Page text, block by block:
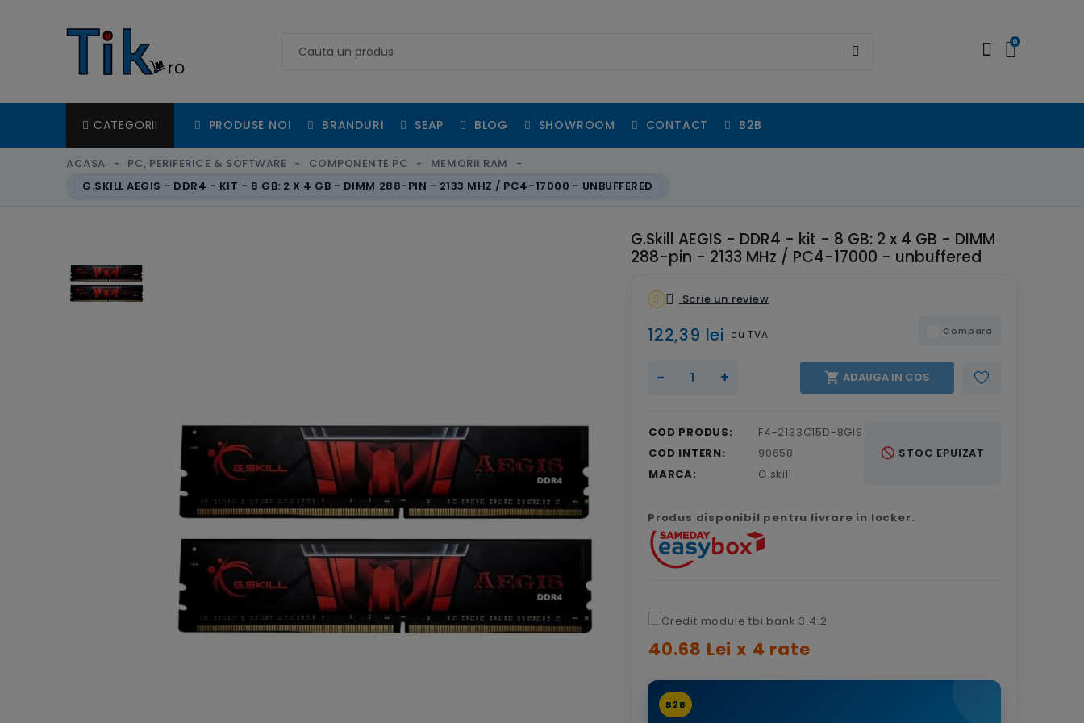
0
CATEGORII PRODUSE NOI BRANDURI SEAP BLOG SHOWROOM CONTACT B2B
ACASA PC, PERIFERICE & SOFTWARE COMPONENTE PC
MEMORII RAM
G.SKILL AEGIS - DDR4 - KIT - 8 GB: 2 X 4 GB - DIMM 288-PIN - 2133 MHZ / PC4-17000 - UNBUFFERED
G.Skill AEGIS - DDR4 - kit - 8 GB: 2 x 4 GB - DIMM
288-pin - 2133 MHz / PC4-17000 - unbuffered
Scrie un review
122,39 lei cu TVA Compara
- +  ADAUGA IN COS
COD PRODUS:
F4-2133C15D-8GIS
COD INTERN:
90658
MARCA:
G.skill
not_interested STOC EPUIZAT
Produs disponibil pentru livrare in locker.
40.68 Lei x 4 rate
B2B